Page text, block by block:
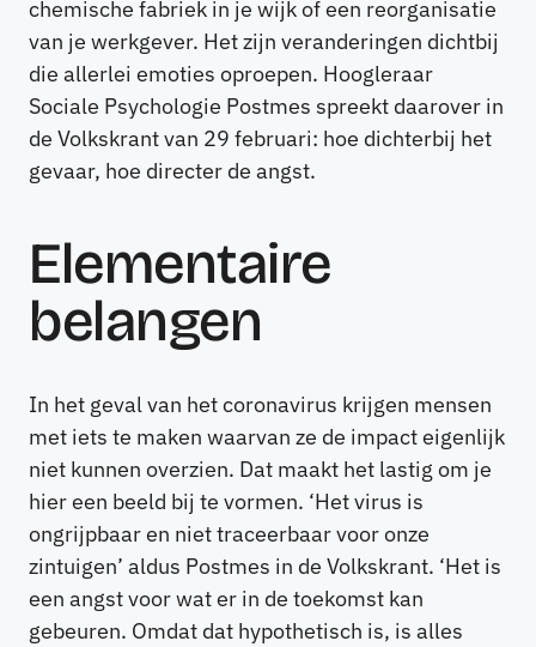
chemische fabriek in je wijk of een reorganisatie
van je werkgever. Het zijn veranderingen dichtbij
die allerlei emoties oproepen. Hoogleraar
Sociale Psychologie Postmes spreekt daarover in
de Volkskrant van 29 februari: hoe dichterbij het
gevaar, hoe directer de angst.
Elementaire
belangen
In het geval van het coronavirus krijgen mensen
met iets te maken waarvan ze de impact eigenlijk
niet kunnen overzien. Dat maakt het lastig om je
hier een beeld bij te vormen. ‘Het virus is
ongrijpbaar en niet traceerbaar voor onze
zintuigen’ aldus Postmes in de Volkskrant. ‘Het is
een angst voor wat er in de toekomst kan
gebeuren. Omdat dat hypothetisch is, is alles